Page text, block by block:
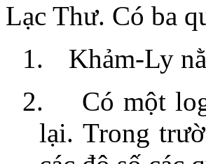
Lạc Thư. Có ba
1.
Khảm-Ly
2.
Có một
lại. Trong